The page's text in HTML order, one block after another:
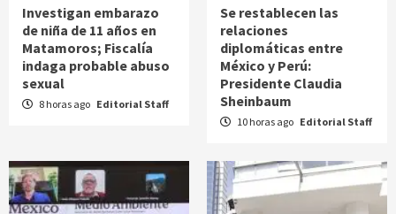
Investigan embarazo
de niña de 11 años en
Matamoros; Fiscalía
indaga probable abuso
sexual
8 horas ago Editorial Staff
Se restablecen las
relaciones
diplomáticas entre
México y Perú:
Presidente Claudia
Sheinbaum
10 horas ago Editorial Staff